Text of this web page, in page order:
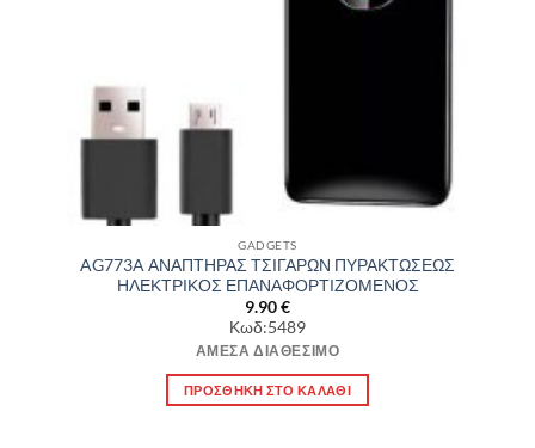
GADGETS
AG773A ΑΝΑΠΤΗΡΑΣ ΤΣΙΓΑΡΩΝ ΠΥΡΑΚΤΩΣΕΩΣ
ΗΛΕΚΤΡΙΚΟΣ ΕΠΑΝΑΦΟΡΤΙΖΟΜΕΝΟΣ
9.90€
Κωδ:5489
ΆΜΕΣΑ ΔΙΑΘΈΣΙΜΟ
ΠΡΟΣΘΉΚΗ ΣΤΟ ΚΑΛΆΘΙ